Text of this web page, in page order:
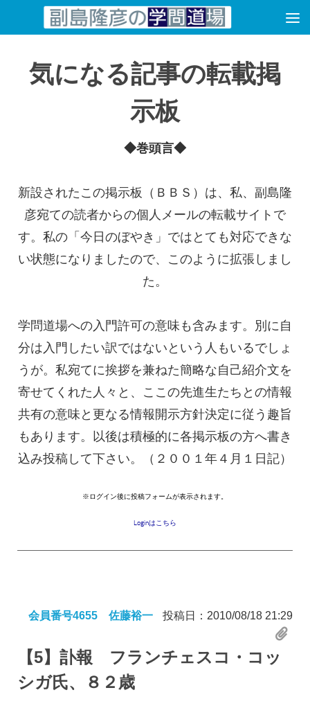
コンテンツへスキップ
気になる記事の転載掲
示板
◆巻頭言◆
新設されたこの掲示板（ＢＢＳ）は、私、副島隆
彦宛ての読者からの個人メールの転載サイトで
す。私の「今日のぼやき」ではとても対応できな
い状態になりましたので、このように拡張しまし
た。
学問道場への入門許可の意味も含みます。別に自
分は入門したい訳ではないという人もいるでしょ
うが。私宛てに挨拶を兼ねた簡略な自己紹介文を
寄せてくれた人々と、ここの先進生たちとの情報
共有の意味と更なる情報開示方針決定に従う趣旨
もあります。以後は積極的に各掲示板の方へ書き
込み投稿して下さい。（２００１年４月１日記）
※ログイン後に投稿フォームが表示されます。
Loginはこちら
会員番号4655 佐藤裕一 投稿日：2010/08/18 21:29
【5】訃報 フランチェスコ・コッ
シガ氏、８２歳